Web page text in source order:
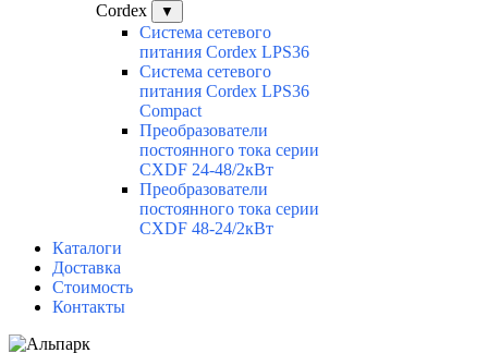
Cordex
▼
Система сетевого
питания Cordex LPS36
Система сетевого
питания Cordex LPS36
Compact
Преобразователи
постоянного тока серии
CXDF 24-48/2кВт
Преобразователи
постоянного тока серии
CXDF 48-24/2кВт
Каталоги
Доставка
Стоимость
Контакты